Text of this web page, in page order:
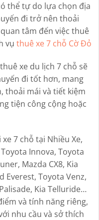
thể tự do lựa chọn địa
đi trở nên thoải
tâm đến việc thuê
vụ thuê xe 7 chỗ Cờ Đỏ
xe du lịch 7 chỗ sẽ
đi tốt hơn, mang
thoải mái và tiết kiệm
tiện công cộng hoặc
7 chỗ tại Nhiều Xe,
Innova, Toyota
Mazda CX8, Kia
Everest, Toyota Venz,
Kia Telluride…
và tính năng riêng,
nhu cầu và sở thích